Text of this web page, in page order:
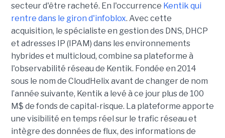
secteur d'être racheté. En l'occurrence Kentik qui
rentre dans le giron d'infoblox. Avec cette
acquisition, le spécialiste en gestion des DNS, DHCP
et adresses IP (IPAM) dans les environnements
hybrides et multicloud, combine sa plateforme à
l'observabilité réseau de Kentik. Fondée en 2014
sous le nom de CloudHelix avant de changer de nom
l’année suivante, Kentik a levé à ce jour plus de 100
M$ de fonds de capital-risque. La plateforme apporte
une visibilité en temps réel sur le trafic réseau et
intègre des données de flux, des informations de